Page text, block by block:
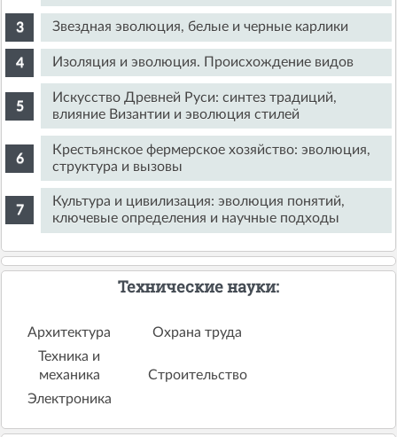
Звездная эволюция, белые и черные карлики
Изоляция и эволюция. Происхождение видов
Искусство Древней Руси: синтез традиций,
влияние Византии и эволюция стилей
Крестьянское фермерское хозяйство: эволюция,
структура и вызовы
Культура и цивилизация: эволюция понятий,
ключевые определения и научные подходы
Технические науки:
Архитектура
Охрана труда
Техника и
механика
Строительство
Электроника